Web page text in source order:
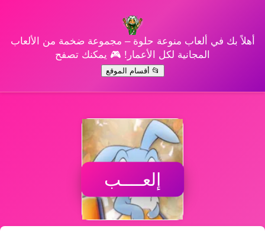
أهلاً بك في ألعاب منوعة حلوة – مجموعة ضخمة من الألعاب
المجانية لكل الأعمار! 🎮 يمكنك تصفح
📂 أقسام الموقع
إلعــــب